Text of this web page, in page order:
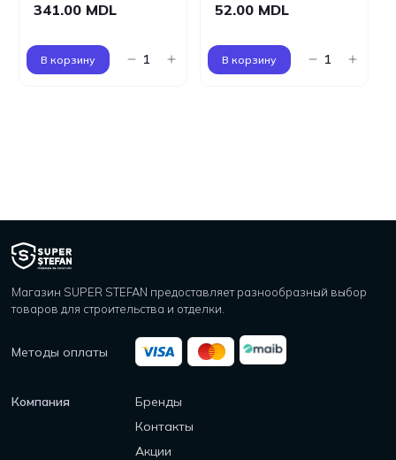
341.00 MDL
В корзину
52.00 MDL
В корзину
Магазин SUPER STEFAN предоставляет разнообразный выбор
товаров для строительства и отделки.
Методы оплаты
Компания
Бренды
Контакты
Акции